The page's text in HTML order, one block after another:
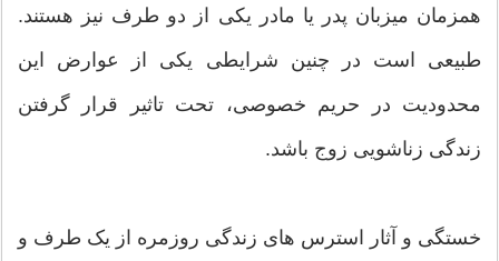
همزمان میزبان پدر یا مادر یکی از دو طرف نیز هستند.
طبیعی است در چنین شرایطی یکی از عوارض این
محدودیت در حریم خصوصی، تحت تاثیر قرار گرفتن
زندگی زناشویی زوج باشد.
خستگی و آثار استرس های زندگی روزمره از یک طرف و